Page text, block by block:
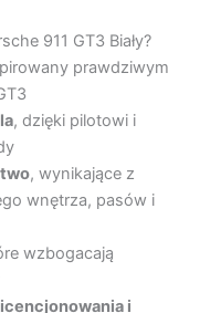
911 GT3 Biały?
prawdziwym
, dzięki pilotowi i
, wynikające z
wnętrza, pasów i
wzbogacają
i